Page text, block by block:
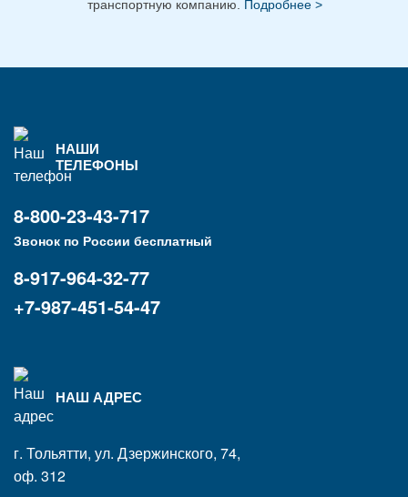
транспортную компанию. Подробнее >
НАШИ
ТЕЛЕФОНЫ
8-800-23-43-717
Звонок по России бесплатный
8-917-964-32-77
+7-987-451-54-47
НАШ АДРЕС
г. Тольятти, ул. Дзержинского, 74,
оф. 312